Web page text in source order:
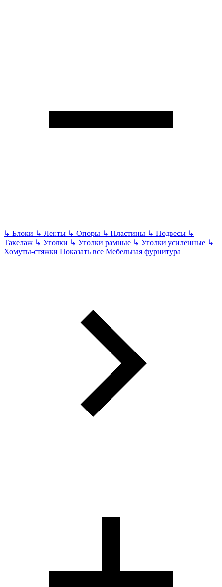
↳ Блоки ↳ Ленты ↳ Опоры ↳ Пластины ↳ Подвесы ↳
Такелаж ↳ Уголки ↳ Уголки рамные ↳ Уголки усиленные ↳
Хомуты-стяжки Показать все Мебельная фурнитура